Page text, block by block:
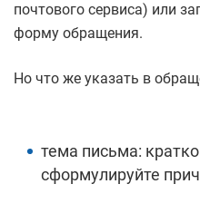
почтового сервиса) или
форму обращения.
Но что же указать в
тема письма:
сформулируйте